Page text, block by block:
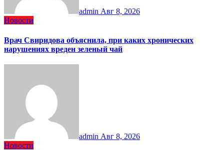
admin Авг 8, 2026
Новости
Врач Свиридова объяснила, при каких хронических
нарушениях вреден зеленый чай
admin Авг 8, 2026
Новости